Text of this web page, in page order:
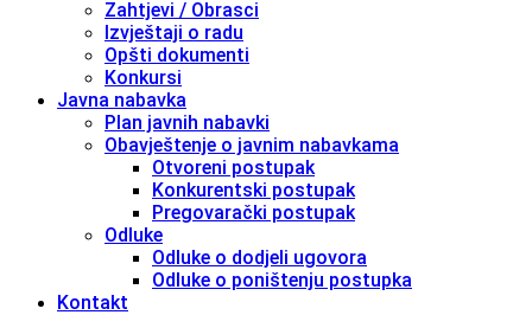
Zahtjevi / Obrasci
Izvještaji o radu
Opšti dokumenti
Konkursi
Javna nabavka
Plan javnih nabavki
Obavještenje o javnim nabavkama
Otvoreni postupak
Konkurentski postupak
Pregovarački postupak
Odluke
Odluke o dodjeli ugovora
Odluke o poništenju postupka
Kontakt